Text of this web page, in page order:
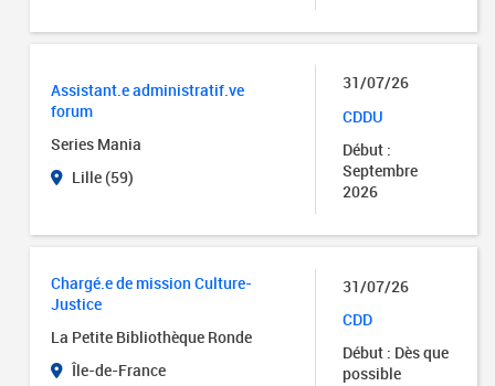
Assistant.e administratif.ve
forum
Series Mania
Lille (59)
31/07/26
CDDU
Début :
Septembre
2026
Chargé.e de mission Culture-
Justice
La Petite Bibliothèque Ronde
Île-de-France
31/07/26
CDD
Début : Dès que
possible